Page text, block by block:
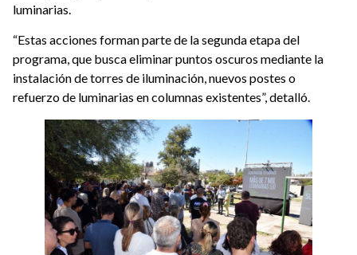
luminarias.
“Estas acciones forman parte de la segunda etapa del
programa, que busca eliminar puntos oscuros mediante la
instalación de torres de iluminación, nuevos postes o
refuerzo de luminarias en columnas existentes”, detalló.